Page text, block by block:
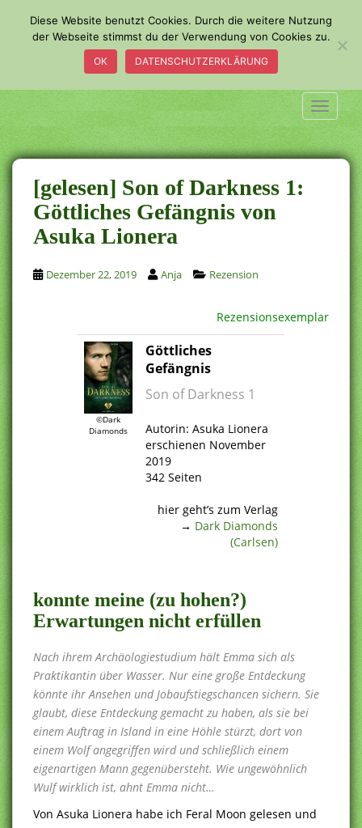
o
m
a
i
n
c
o
n
t
e
n
t
[gelesen] Son of Darkness 1:
Göttliches Gefängnis von
Asuka Lionera
Dezember 22, 2019 Anja Rezension
Rezensionsexemplar
©Dark
Diamonds
Göttliches
Gefängnis
Son of Darkness 1
Autorin: Asuka Lionera
erschienen November
2019
342 Seiten
hier geht’s zum Verlag
→ Dark Diamonds
(Carlsen)
konnte meine (zu hohen?)
Erwartungen nicht erfüllen
Nach ihrem Archäologiestudium hält Emma sich als
Praktikantin über Wasser. Nur eine große Entdeckung
könnte ihr Ansehen und Jobaufstiegschancen sichern. Sie
glaubt, diese Entdeckung gemacht zu haben, als sie bei
einem Auftrag in Island in eine Höhle stürzt, dort von
einem Wolf angegriffen wird und schließlich einem
eigenartigen Mann gegenübersteht. Wie ungewöhnlich
Wulf wirklich ist, ahnt Emma nicht…
Von Asuka Lionera habe ich Feral Moon gelesen und
Diese Website benutzt Cookies. Durch die weitere Nutzung
der Webseite stimmst du der Verwendung von Cookies zu.
OK DATENSCHUTZERKLÄRUNG